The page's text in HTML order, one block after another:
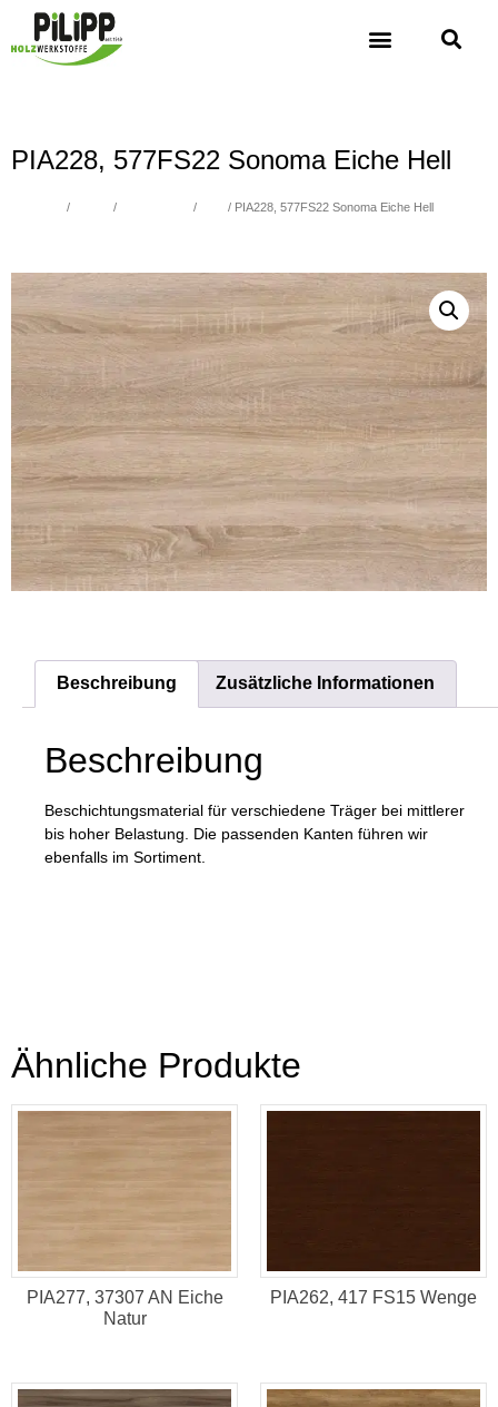
PIA228, 577FS22 Sonoma Eiche Hell
/ / / / PIA228, 577FS22 Sonoma Eiche Hell
Beschreibung Zusätzliche Informationen
Beschreibung
Beschichtungsmaterial für verschiedene Träger bei mittlerer
bis hoher Belastung. Die passenden Kanten führen wir
ebenfalls im Sortiment.
Ähnliche Produkte
PIA277, 37307 AN Eiche
Natur
PIA262, 417 FS15 Wenge